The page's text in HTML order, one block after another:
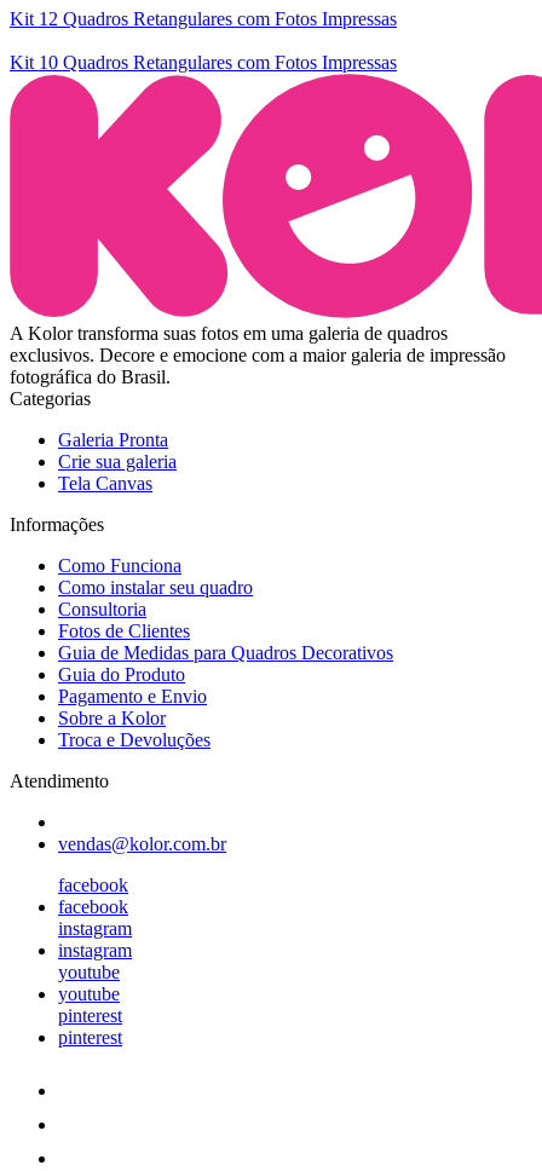
Kit 12 Quadros Retangulares com Fotos Impressas
Kit 10 Quadros Retangulares com Fotos Impressas
A Kolor transforma suas fotos em uma galeria de quadros
exclusivos. Decore e emocione com a maior galeria de impressão
fotográfica do Brasil.
Categorias
Galeria Pronta
Crie sua galeria
Tela Canvas
Informações
Como Funciona
Como instalar seu quadro
Consultoria
Fotos de Clientes
Guia de Medidas para Quadros Decorativos
Guia do Produto
Pagamento e Envio
Sobre a Kolor
Troca e Devoluções
Atendimento
vendas@kolor.com.br
facebook
facebook
instagram
instagram
youtube
youtube
pinterest
pinterest